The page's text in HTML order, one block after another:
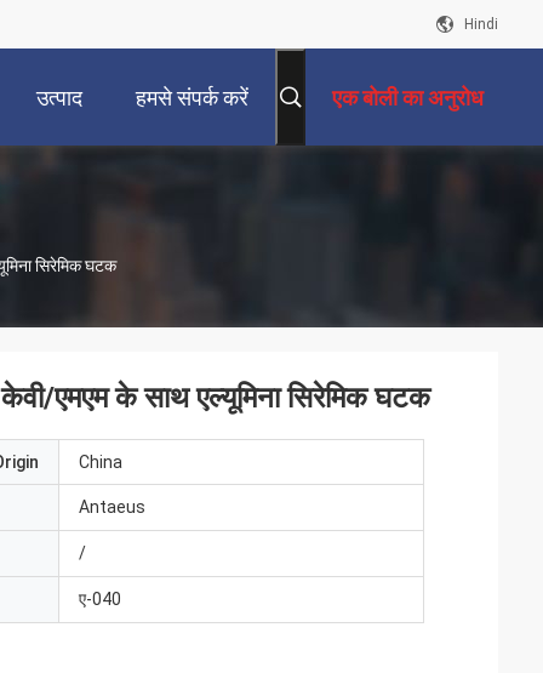
Hindi
उत्पाद हमसे संपर्क करें एक बोली का अनुरोध
सिरेमिक घटक
एमएम के साथ एल्यूमिना सिरेमिक घटक
China
Antaeus
/
ए-040